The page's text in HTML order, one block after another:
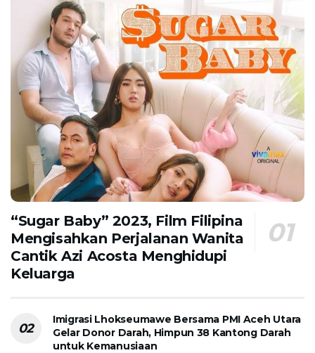
“Sugar Baby” 2023, Film Filipina
Mengisahkan Perjalanan Wanita
Cantik Azi Acosta Menghidupi
Keluarga
Imigrasi Lhokseumawe Bersama PMI Aceh Utara
Gelar Donor Darah, Himpun 38 Kantong Darah
untuk Kemanusiaan